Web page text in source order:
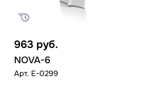
963 руб.
NOVA-6
Арт. E-0299